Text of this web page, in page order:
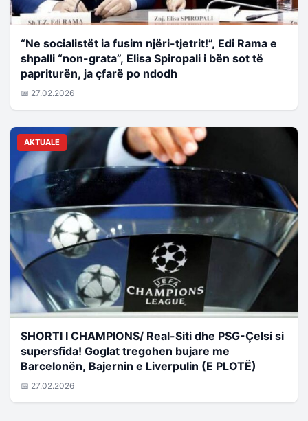
“Ne socialistët ia fusim njëri-tjetrit!”, Edi Rama e
shpalli “non-grata”, Elisa Spiropali i bën sot të
papriturën, ja çfarë po ndodh
📅 27.02.2026
AKTUALE
SHORTI I CHAMPIONS/ Real-Siti dhe PSG-Çelsi si
supersfida! Goglat tregohen bujare me
Barcelonën, Bajernin e Liverpulin (E PLOTË)
📅 27.02.2026